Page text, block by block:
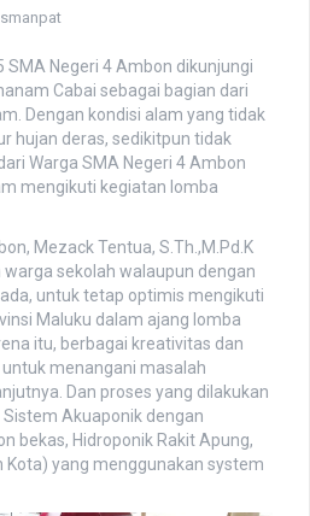
smanpat
SMA Negeri 4 Ambon dikunjungi
Cabai sebagai bagian dari
Dengan kondisi alam yang tidak
hujan deras, sedikitpun tidak
Warga SMA Negeri 4 Ambon
mengikuti kegiatan lomba
Mezack Tentua, S.Th.,M.Pd.K
sekolah walaupun dengan
untuk tetap optimis mengikuti
Maluku dalam ajang lomba
itu, berbagai kreativitas dan
menangani masalah
Dan proses yang dilakukan
Akuaponik dengan
bekas, Hidroponik Rakit Apung,
Kota) yang menggunakan system
AMbon
informasi tentang sekolah.
dapat dilihat pada menu UNBK
dapat dilihat pada menu UNBK
dapat dilihat pada menu
un2019
dapat dilihat pada